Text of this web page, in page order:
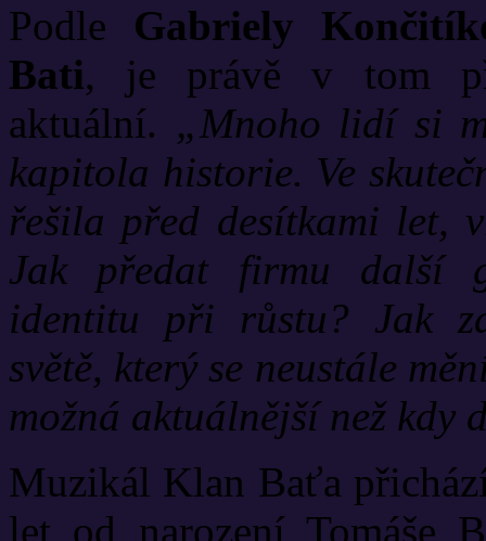
Podle Gabriely
Bati, je právě v tom
aktuální. „Mnoho lidí si
kapitola historie. Ve
řešila před desítkami let,
Jak předat firmu další
identitu při růstu? Jak
světě, který se neustále
možná aktuálnější než kdy
Muzikál Klan Baťa
let od narození Tomáše